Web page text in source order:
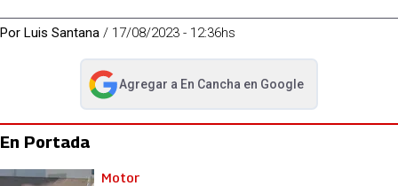
Por Luis Santana / 17/08/2023 - 12:36hs
Agregar a En Cancha en Google
abre en nueva pestaña
En Portada
Motor